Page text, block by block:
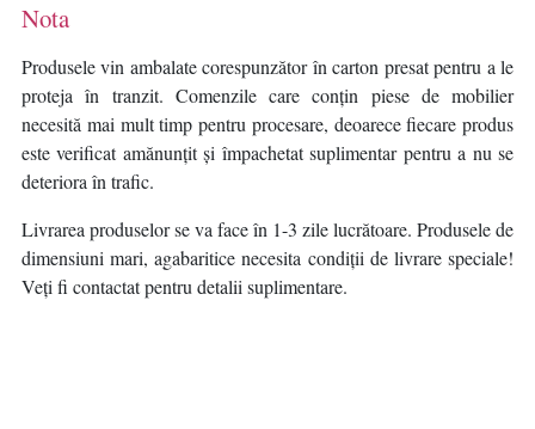
Nota
Produsele vin ambalate corespunzător în carton presat pentru a le
proteja în tranzit. Comenzile care conțin piese de mobilier
necesită mai mult timp pentru procesare, deoarece fiecare produs
este verificat amănunțit și împachetat suplimentar pentru a nu se
deteriora în trafic.
Livrarea produselor se va face în 1-3 zile lucrătoare. Produsele de
dimensiuni mari, agabaritice necesita condiții de livrare speciale!
Veți fi contactat pentru detalii suplimentare.